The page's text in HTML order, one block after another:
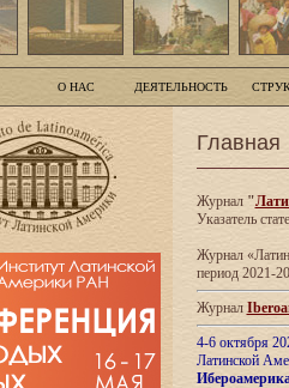
О НАС ДЕЯТЕЛЬНОСТЬ
Главная
Журнал"
Указатель
Журнал
период 2021-
Журнал
4-6 октября
Латинской